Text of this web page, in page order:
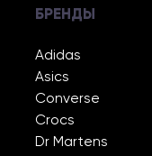
БРЕНДЫ
Adidas
Asics
Converse
Crocs
Dr Martens